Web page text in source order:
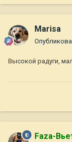
Marisa
Высокой радуги,
Faza-